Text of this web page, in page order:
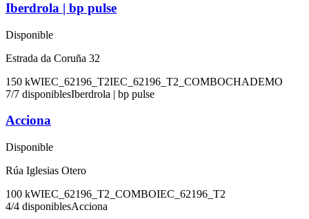
Iberdrola | bp pulse
Disponible
Estrada da Coruña 32
150 kWIEC_62196_T2IEC_62196_T2_COMBOCHADEMO
7/7 disponiblesIberdrola | bp pulse
Acciona
Disponible
Rúa Iglesias Otero
100 kWIEC_62196_T2_COMBOIEC_62196_T2
4/4 disponiblesAcciona